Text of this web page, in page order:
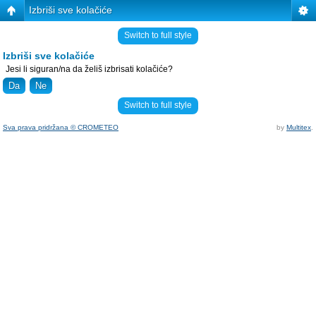
Izbriši sve kolačiće
Switch to full style
Izbriši sve kolačiće
Jesi li siguran/na da želiš izbrisati kolačiće?
Switch to full style
Sva prava pridržana © CROMETEO by Multitex